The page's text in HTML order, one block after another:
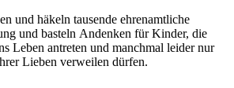
und häkeln tausende ehrenamtliche
und basteln Andenken für Kinder, die
Leben antreten und manchmal leider nur
Lieben verweilen dürfen.